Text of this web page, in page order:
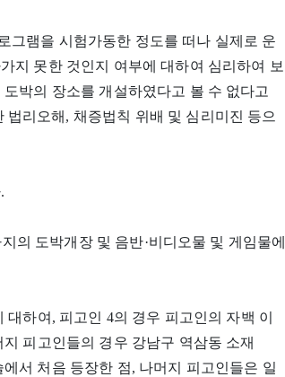
그램을 시험가동한 정도를 떠나 실제로 운
지 못한 것인지 여부에 대하여 심리하여 보
박의 장소를 개설하였다고 볼 수 없다고
리오해, 채증법칙 위배 및 심리미진 등으
의 도박개장 및 음반·비디오물 및 게임물에
하여, 피고인 4의 경우 피고인의 자백 이
피고인들의 경우 강남구 역삼동 소재
서 처음 등장한 점, 나머지 피고인들은 일